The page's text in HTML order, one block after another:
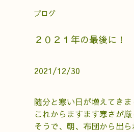
ブログ
２０２１年の最後に！
2021/12/30
随分と寒い日が増えてきま
これからますます寒さが厳
そうで、朝、布団から出ら